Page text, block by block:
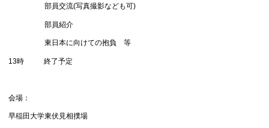
部員交流(写真撮影なども可)
部員紹介
東日本に向けての抱負 等
13時 終了予定
会場：
早稲田大学東伏見相撲場